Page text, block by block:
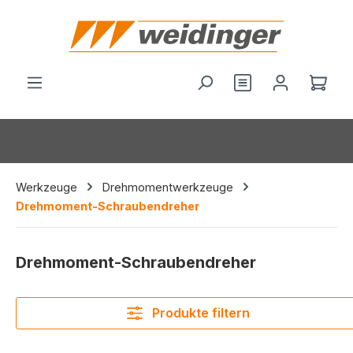
springen
Du hast 0
Werkzeuge
Drehmomentwerkzeuge
Drehmoment-Schraubendreher
Drehmoment-Schraubendreher
Produkte filtern